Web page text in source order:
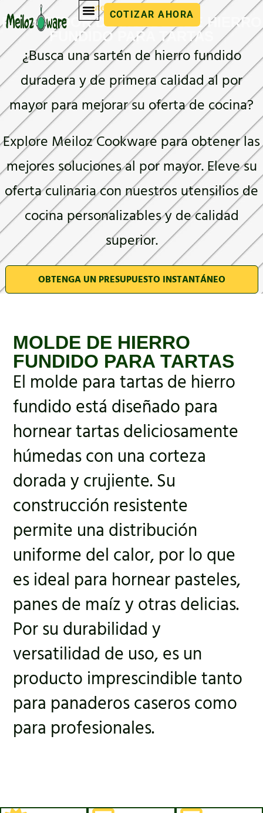
COTIZAR AHORA
utensilios de cocina
PROVEEDOR DE MOLDES DE HIERRO
FUNDIDO PARA TARTAS
¿Busca una sartén de hierro fundido
duradera y de primera calidad al por
mayor para mejorar su oferta de cocina?
Explore Meiloz Cookware para obtener las
mejores soluciones al por mayor. Eleve su
oferta culinaria con nuestros utensilios de
cocina personalizables y de calidad
superior.
OBTENGA UN PRESUPUESTO INSTANTÁNEO
MOLDE DE HIERRO
FUNDIDO PARA TARTAS
El molde para tartas de hierro
fundido está diseñado para
hornear tartas deliciosamente
húmedas con una corteza
dorada y crujiente. Su
construcción resistente
permite una distribución
uniforme del calor, por lo que
es ideal para hornear pasteles,
panes de maíz y otras delicias.
Por su durabilidad y
versatilidad de uso, es un
producto imprescindible tanto
para panaderos caseros como
para profesionales.